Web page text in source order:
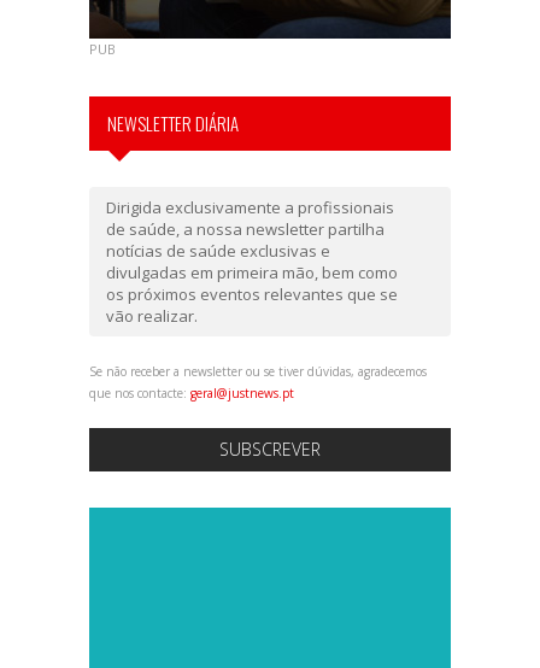
PUB
NEWSLETTER DIÁRIA
Dirigida exclusivamente a profissionais
de saúde, a nossa newsletter partilha
notícias de saúde exclusivas e
divulgadas em primeira mão, bem como
os próximos eventos relevantes que se
vão realizar.
Se não receber a newsletter ou se tiver dúvidas, agradecemos
que nos contacte: geral@justnews.pt
SUBSCREVER